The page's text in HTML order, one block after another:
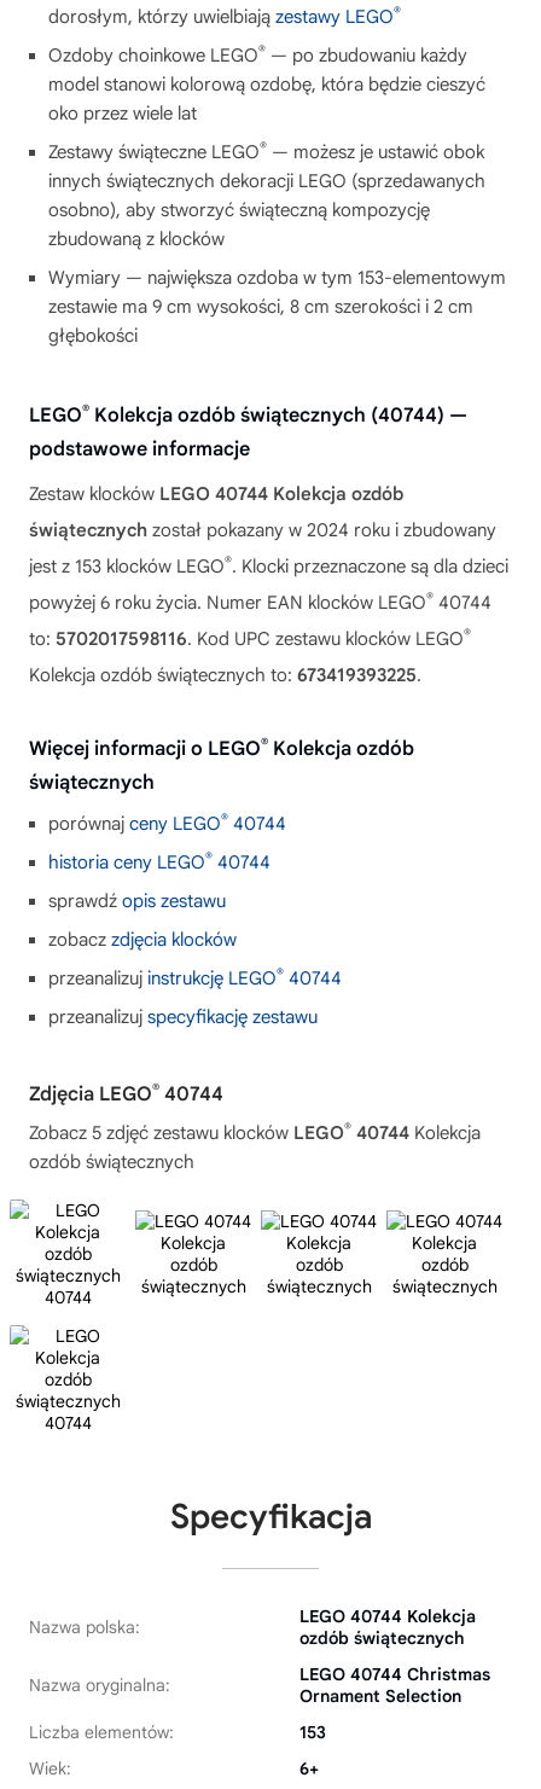
dorosłym, którzy uwielbiają zestawy LEGO®
Ozdoby choinkowe LEGO® — po zbudowaniu każdy
model stanowi kolorową ozdobę, która będzie cieszyć
oko przez wiele lat
Zestawy świąteczne LEGO® — możesz je ustawić obok
innych świątecznych dekoracji LEGO (sprzedawanych
osobno), aby stworzyć świąteczną kompozycję
zbudowaną z klocków
Wymiary — największa ozdoba w tym 153-elementowym
zestawie ma 9 cm wysokości, 8 cm szerokości i 2 cm
głębokości
LEGO® Kolekcja ozdób świątecznych (40744) —
podstawowe informacje
Zestaw klocków LEGO 40744 Kolekcja ozdób
świątecznych został pokazany w 2024 roku i zbudowany
jest z 153 klocków LEGO®. Klocki przeznaczone są dla dzieci
powyżej 6 roku życia. Numer EAN klocków LEGO® 40744
to: 5702017598116. Kod UPC zestawu klocków LEGO®
Kolekcja ozdób świątecznych to: 673419393225.
Więcej informacji o LEGO® Kolekcja ozdób
świątecznych
porównaj ceny LEGO® 40744
historia ceny LEGO® 40744
sprawdź opis zestawu
zobacz zdjęcia klocków
przeanalizuj instrukcję LEGO® 40744
przeanalizuj specyfikację zestawu
Zdjęcia LEGO® 40744
Zobacz 5 zdjęć zestawu klocków LEGO® 40744 Kolekcja
ozdób świątecznych
Specyfikacja
Nazwa polska:
LEGO 40744 Kolekcja
ozdób świątecznych
Nazwa oryginalna:
LEGO 40744 Christmas
Ornament Selection
Liczba elementów:
153
Wiek:
6+